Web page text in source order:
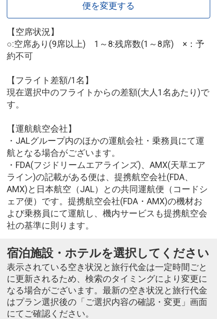
便を変更する
【空席状況】
○:空席あり(9席以上) 1～8:残席数(1～8席) ×：予
約不可
【フライト差額/1名】
現在選択中のフライトからの差額(大人1名あたり)で
す。
【運航航空会社】
・JALグループ内のほかの運航会社・乗務員にて運
航となる場合がございます。
・FDA(フジドリームエアラインズ)、AMX(天草エア
ライン)の記載がある便は、提携航空会社(FDA、
AMX)と日本航空（JAL）との共同運航便（コードシ
ェア便）です。提携航空会社(FDA・AMX)の機材お
よび乗務員にて運航し、機内サービスも提携航空会
社の基準に則ります。
宿泊施設・ホテルを選択してください
表示されている空き状況と旅行代金は一定時間ごと
に更新されるため、検索のタイミングにより変更に
なる場合がございます。最新の空き状況と旅行代金
はプラン選択後の「ご選択内容の確認・変更」画面
にてご確認ください。